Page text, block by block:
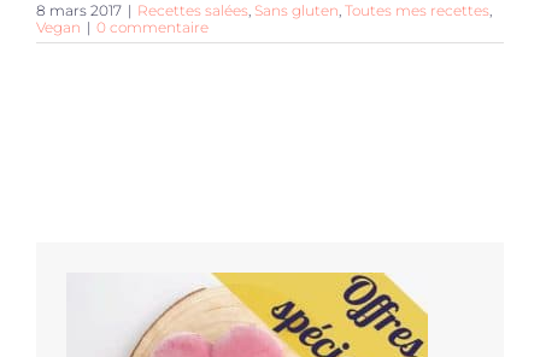
8 mars 2017 | Recettes salées, Sans gluten, Toutes mes recettes,
Vegan | 0 commentaire